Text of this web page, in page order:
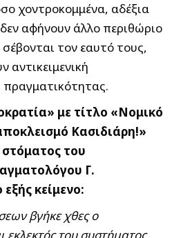
χοντροκομμένα, αδέξια
αφήνουν άλλο περιθώριο
τον εαυτό τους,
αντικειμενική
με τίτλο «Νομικό
Κασιδιάρη!»
του
Γ.
κείμενο:
βγήκε χθες ο